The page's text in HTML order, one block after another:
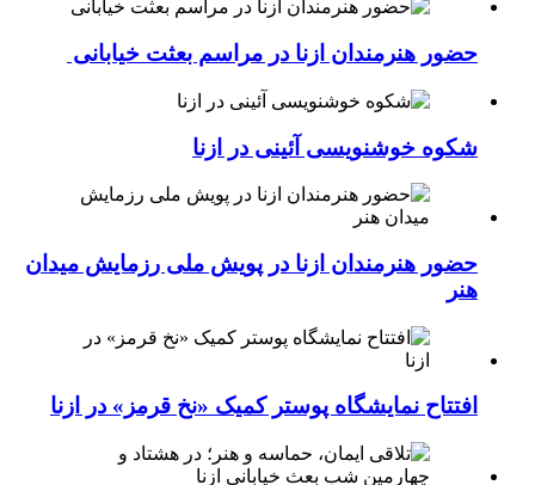
حضور هنرمندان ازنا در مراسم بعثت خیابانی
شکوه خوشنویسی آئینی در ازنا
حضور هنرمندان ازنا در پویش ملی رزمایش میدان
هنر
افتتاح نمایشگاه پوستر کمیک «نخ قرمز» در ازنا